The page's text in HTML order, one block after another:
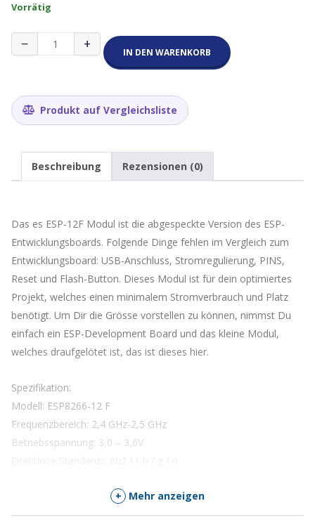
Vorrätig
−
ESP8266
ESP-
Menge
+ IN DEN WARENKORB
Produkt auf Vergleichsliste
Beschreibung Rezensionen (0)
Das es ESP-12F Modul ist die abgespeckte Version des ESP-
Entwicklungsboards. Folgende Dinge fehlen im Vergleich zum
Entwicklungsboard: USB-Anschluss, Stromregulierung, PINS,
Reset und Flash-Button. Dieses Modul ist für dein optimiertes
Projekt, welches einen minimalem Stromverbrauch und Platz
benötigt. Um Dir die Grösse vorstellen zu können, nimmst Du
einfach ein ESP-Development Board und das kleine Modul,
welches draufgelötet ist, das ist dieses hier.
Spezifikation:
Modell: ESP8266-12 F
Frequenzbereich: 2,4 GHz-2,5 GHz
Betriebsspannung: 3,0 – 3,6V
Betriebstemperatur: -40 ° – 125 °
+ Mehr anzeigen